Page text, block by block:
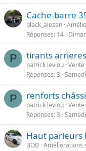
Cache-barre
black_alezan
Réponses 14
P tirants
patrick leviou Vente
Réponses 3
P renforts
patrick leviou Vente
Réponses 3
Haut parleurs
BOB Améliorations